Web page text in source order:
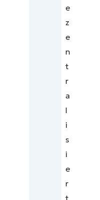
Managements
Moderne
für das
Management
Zusätzliche
Überlegungen
e
z
e
n
t
r
a
l
i
s
i
e
r